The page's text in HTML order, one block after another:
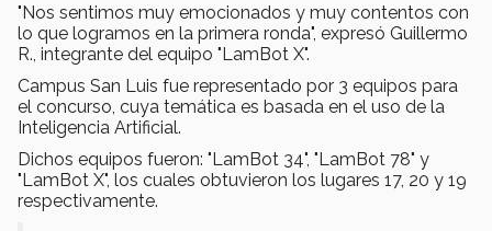
"Nos sentimos muy emocionados y muy contentos con
lo que logramos en la primera ronda", expresó Guillermo
R., integrante del equipo "LamBot X".
Campus San Luis fue representado por 3 equipos para
el concurso, cuya temática es basada en el uso de la
Inteligencia Artificial.
Dichos equipos fueron: "LamBot 34", "LamBot 78" y
"LamBot X", los cuales obtuvieron los lugares 17, 20 y 19
respectivamente.